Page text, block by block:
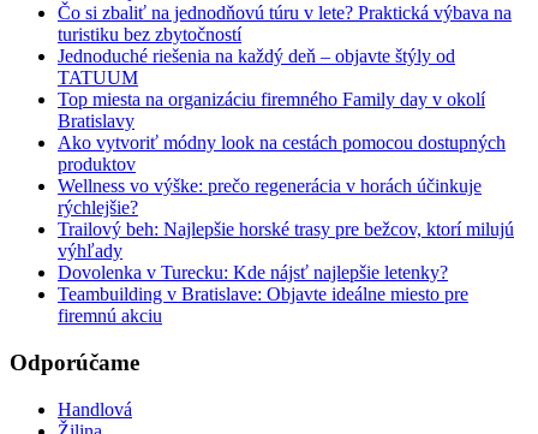
Čo si zbaliť na jednodňovú túru v lete? Praktická výbava na
turistiku bez zbytočností
Jednoduché riešenia na každý deň – objavte štýly od
TATUUM
Top miesta na organizáciu firemného Family day v okolí
Bratislavy
Ako vytvoriť módny look na cestách pomocou dostupných
produktov
Wellness vo výške: prečo regenerácia v horách účinkuje
rýchlejšie?
Trailový beh: Najlepšie horské trasy pre bežcov, ktorí milujú
výhľady
Dovolenka v Turecku: Kde nájsť najlepšie letenky?
Teambuilding v Bratislave: Objavte ideálne miesto pre
firemnú akciu
Odporúčame
Handlová